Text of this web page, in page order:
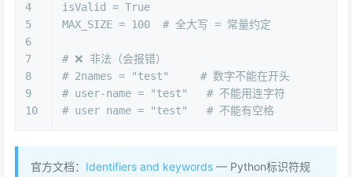
4
5
6
7
8
9
10
isValid = True
MAX_SIZE = 100 # 全大写 = 常量约定
# ❌ 非法（会报错）
# 2names = "test"     # 数字不能在开头
# user-name = "test"   # 不能用连字符
# user name = "test"   # 不能有空格
官方文档： Identifiers and keywords — Python标识符规